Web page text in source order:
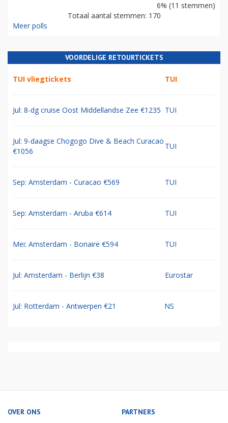
6% (11 stemmen)
Totaal aantal stemmen: 170
Meer polls
VOORDELIGE RETOURTICKETS
TUI vliegtickets TUI
Jul: 8-dg cruise Oost Middellandse Zee €1235 TUI
Jul: 9-daagse Chogogo Dive & Beach Curacao
€1056
TUI
Sep: Amsterdam - Curacao €569 TUI
Sep: Amsterdam - Aruba €614 TUI
Mei: Amsterdam - Bonaire €594 TUI
Jul: Amsterdam - Berlijn €38 Eurostar
Jul: Rotterdam - Antwerpen €21 NS
OVER ONS PARTNERS